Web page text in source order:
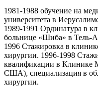
1981-1988 обучение на
университета в
1989-1991 Ординатура в
больнице «Шиба» в Тель-
1996 Стажировка в
хирургии. 1996-1998
квалификации в Клинике
США), специализация в
хирургии.